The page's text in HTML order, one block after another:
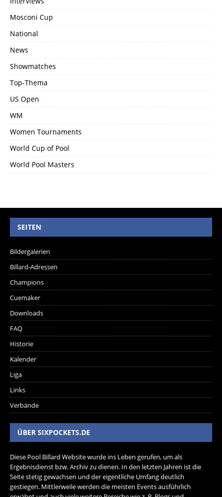
Mosconi Cup
National
News
Showmatches
Top-Thema
US Open
WM
Women Tournaments
World Cup of Pool
World Pool Masters
SEITEN
Bildergalerien
Billard-Adressen
Champions
Cuemaker
Downloads
FAQ
Historie
Kalender
Liga
Links
Verbände
ÜBER SIXPOCKETS.DE
Diese Pool Billard Website wurde ins Leben gerufen, um als
Ergebnisdienst bzw. Archiv zu dienen. In den letzten Jahren ist die
Seite stetig gewachsen und der eigentliche Umfang deutlich
gestiegen. Mittlerweile werden die meisten Events ausführlich